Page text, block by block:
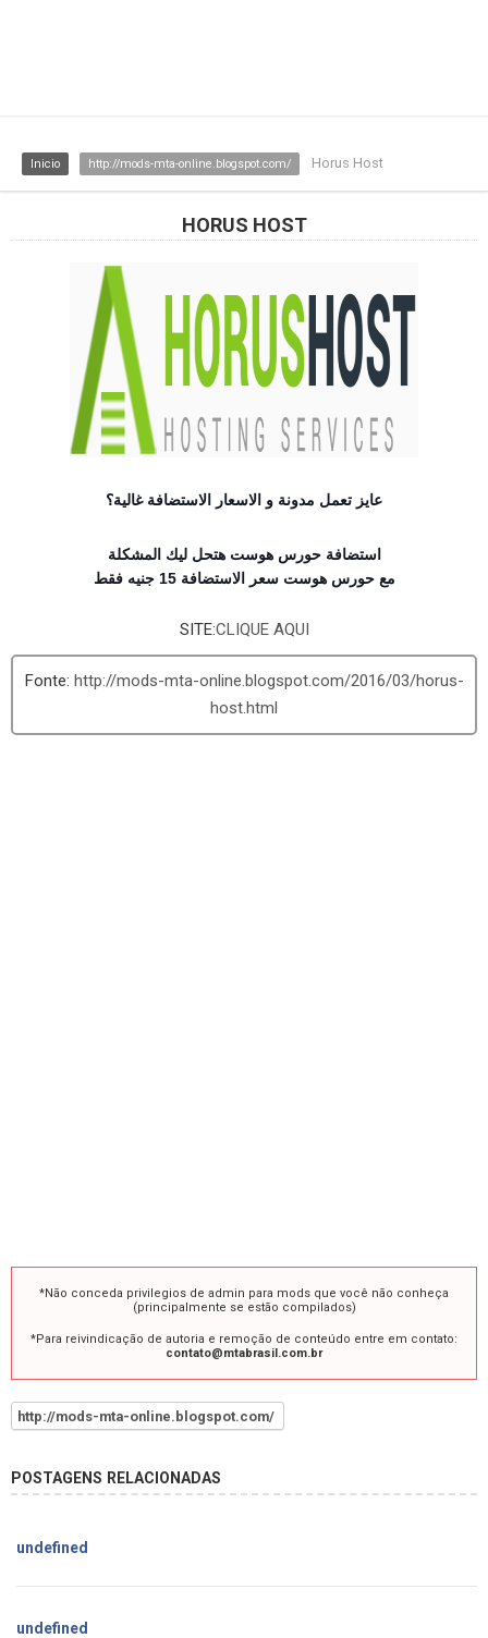
Inicio http://mods-mta-online.blogspot.com/ Horus Host
HORUS HOST
عايز تعمل مدونة و الاسعار الاستضافة غالية؟
استضافة حورس هوست هتحل ليك المشكلة
مع حورس هوست سعر الاستضافة 15 جنيه فقط
SITE:CLIQUE AQUI
http://mods-mta-online.blogspot.com/2016/03/horus-
host.html
*Não conceda privilegios de admin para mods que você não conheça
(principalmente se estão compilados)
*Para reivindicação de autoria e remoção de conteúdo entre em contato:
contato@mtabrasil.com.br
http://mods-mta-online.blogspot.com/
POSTAGENS RELACIONADAS
undefined
undefined